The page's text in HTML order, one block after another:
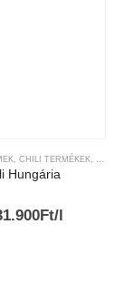
CHILI TERMÉKEK
Hungária
l